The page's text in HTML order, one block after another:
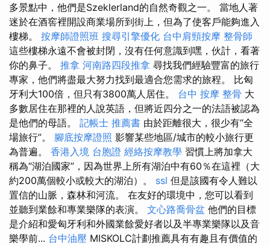
多景點中，他們是Szeklerland的自然奇觀之一。 當地人著
迷於在酒窖裡開設商業場所到街上，但為了使客戶能夠進入
樓梯。 按摩師證照班 搜尋引擎優化 台中肩頸按摩 整骨師
這些樓梯永遠不會被封閉，沒有任何意識到嘿，伙計，看著
你的鼻子。 推拿 河南路四段推拿 尋找我們經驗豐富的旅行
專家，他們將盡最大努力找到最適合您需求的旅程。 比匈
牙利大100倍，但只有3800萬人居住。 台中 按摩 整骨 大
多數居住在那裡的人說英語，但將近四分之一的法語被認為
是他們的母語。 記帳士 推薦書 由於距離很大，很少有“全
場旅行”。 腳底按摩證照 影響某些地區/城市的較小旅行更
為普遍。 香港入境 台胞證 經絡按摩教學 習慣上將加拿大
稱為“湖泊國家”，因為世界上所有湖泊中有60％在這裡（大
約200萬個較小或較大的湖泊）。 ssl 但是該國有令人難以
置信的山脈，森林和河流。 在友好的環境中，您可以看到
並聽到業餘和專業樂隊的表演。 文心路喬骨盆 他們的目標
是介紹和愛匈牙利和外國業餘愛好者以及半專業樂隊以及音
樂學前... 台中油壓 MISKOLC計劃推薦具有有趣且有價值的